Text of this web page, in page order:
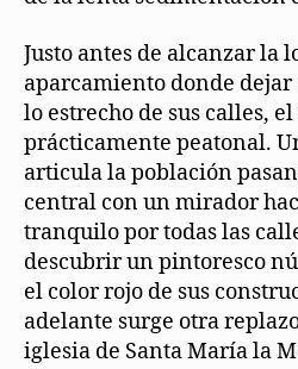
Justo antes de alcanzar la
aparcamiento donde
lo estrecho de sus calles,
prácticamente peatonal.
articula la población
central con un mirador
tranquilo por todas las
descubrir un pintoresco
el color rojo de sus
adelante surge otra
iglesia de Santa María la